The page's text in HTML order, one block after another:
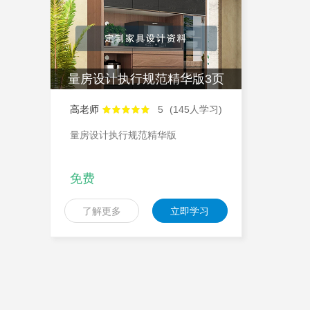
量房设计执行规范精华版3页
5 (145人学习)
高老师
量房设计执行规范精华版
免费
了解更多 立即学习